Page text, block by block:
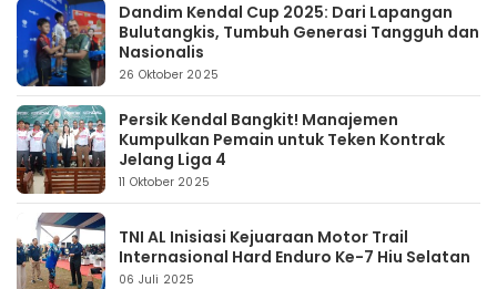
Dandim Kendal Cup 2025: Dari Lapangan
Bulutangkis, Tumbuh Generasi Tangguh dan
Nasionalis
26 Oktober 2025
Persik Kendal Bangkit! Manajemen
Kumpulkan Pemain untuk Teken Kontrak
Jelang Liga 4
11 Oktober 2025
TNI AL Inisiasi Kejuaraan Motor Trail
Internasional Hard Enduro Ke-7 Hiu Selatan
06 Juli 2025